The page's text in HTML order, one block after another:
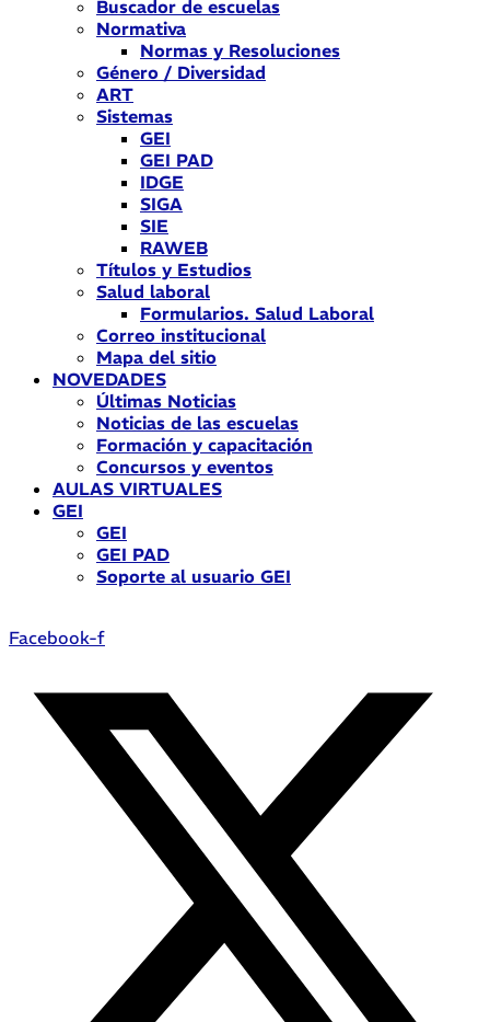
Buscador de escuelas
Normativa
Normas y Resoluciones
Género / Diversidad
ART
Sistemas
GEI
GEI PAD
IDGE
SIGA
SIE
RAWEB
Títulos y Estudios
Salud laboral
Formularios. Salud Laboral
Correo institucional
Mapa del sitio
NOVEDADES
Últimas Noticias
Noticias de las escuelas
Formación y capacitación
Concursos y eventos
AULAS VIRTUALES
GEI
GEI
GEI PAD
Soporte al usuario GEI
Facebook-f